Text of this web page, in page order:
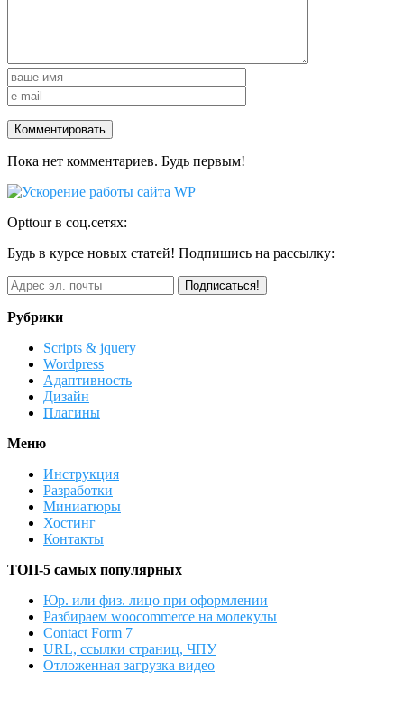
Пока нет комментариев. Будь первым!
Opttour в соц.сетях:
Будь в курсе новых статей! Подпишись на рассылку:
Рубрики
Scripts & jquery
Wordpress
Адаптивность
Дизайн
Плагины
Меню
Инструкция
Разработки
Миниатюры
Хостинг
Контакты
ТОП-5 самых популярных
Юр. или физ. лицо при оформлении
Разбираем woocommerce на молекулы
Contact Form 7
URL, ссылки страниц, ЧПУ
Отложенная загрузка видео